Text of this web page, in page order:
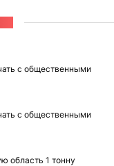
с общественными
с общественными
область 1 тонну